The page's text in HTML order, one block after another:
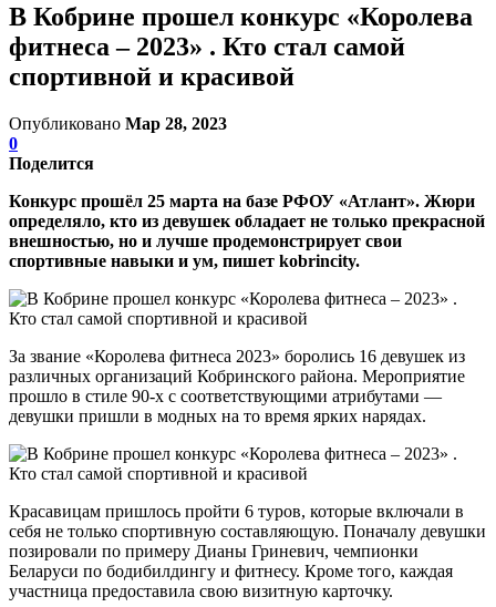
В Кобрине прошел конкурс «Королева
фитнеса – 2023» . Кто стал самой
спортивной и красивой
Опубликовано Мар 28, 2023
0
Поделится
Конкурс прошёл 25 марта на базе РФОУ «Атлант». Жюри
определяло, кто из девушек обладает не только прекрасной
внешностью, но и лучше продемонстрирует свои
спортивные навыки и ум, пишет kobrincity.
За звание «Королева фитнеса 2023» боролись 16 девушек из
различных организаций Кобринского района. Мероприятие
прошло в стиле 90-х с соответствующими атрибутами —
девушки пришли в модных на то время ярких нарядах.
Красавицам пришлось пройти 6 туров, которые включали в
себя не только спортивную составляющую. Поначалу девушки
позировали по примеру Дианы Гриневич, чемпионки
Беларуси по бодибилдингу и фитнесу. Кроме того, каждая
участница предоставила свою визитную карточку.